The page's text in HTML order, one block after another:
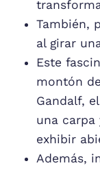
También,
al girar
Este
montón
Gandalf,
una carpa
exhibir
Además,